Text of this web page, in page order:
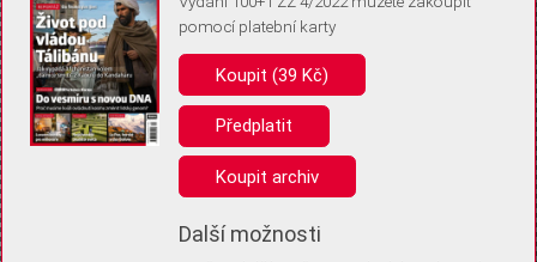
Pro základní fungování webu nepotřebujeme ukládat žádné informace
(tzv. cookies apod.). Rádi bychom vás ale požádali o souhlas s
uložením volitelných informací:
Anonymní unikátní ID
Díky němu příště poznáme, že se jedná o stejné zařízení, a
Identifikátor je zcela anonymní.
pomocí platební karty
Koupit (39 Kč)
Předplatit
Koupit archiv
Další možnosti